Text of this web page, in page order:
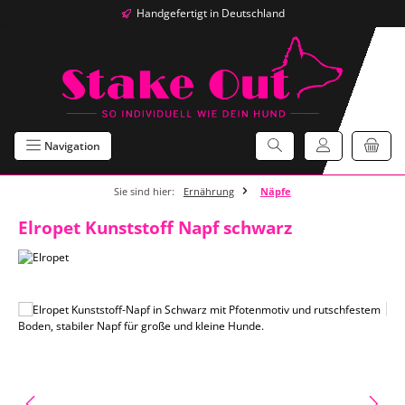
Zum Hauptinhalt springenHandgefertigt in Deutschland
Navigation
Sie sind hier: Ernährung Näpfe
Elropet Kunststoff Napf schwarz
Bildergalerie überspringen